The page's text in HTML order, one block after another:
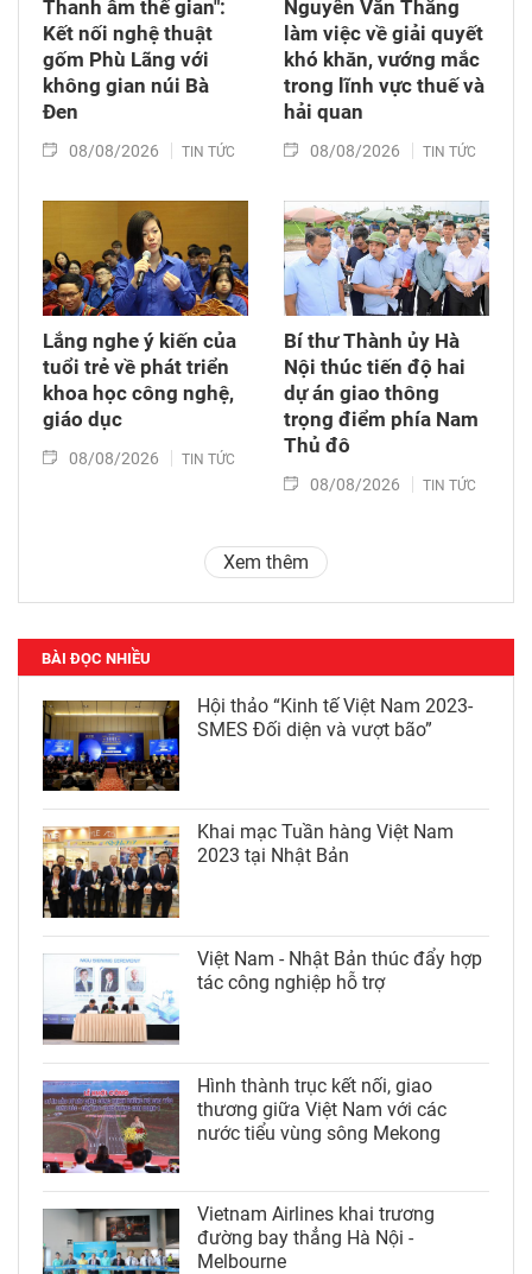
Thanh âm thế gian":
Kết nối nghệ thuật
gốm Phù Lãng với
không gian núi Bà
Đen
08/08/2026 TIN TỨC
Nguyễn Văn Thắng
làm việc về giải quyết
khó khăn, vướng mắc
trong lĩnh vực thuế và
hải quan
08/08/2026 TIN TỨC
Lắng nghe ý kiến của
tuổi trẻ về phát triển
khoa học công nghệ,
giáo dục
08/08/2026 TIN TỨC
Bí thư Thành ủy Hà
Nội thúc tiến độ hai
dự án giao thông
trọng điểm phía Nam
Thủ đô
08/08/2026 TIN TỨC
Xem thêm
BÀI ĐỌC NHIỀU
Hội thảo “Kinh tế Việt Nam 2023-
SMES Đối diện và vượt bão”
Khai mạc Tuần hàng Việt Nam
2023 tại Nhật Bản
Việt Nam - Nhật Bản thúc đẩy hợp
tác công nghiệp hỗ trợ
Hình thành trục kết nối, giao
thương giữa Việt Nam với các
nước tiểu vùng sông Mekong
Vietnam Airlines khai trương
đường bay thẳng Hà Nội -
Melbourne